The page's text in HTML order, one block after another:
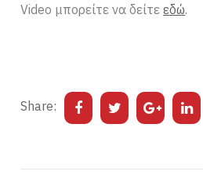
Video μπορείτε να δείτεεδώ.
Share: